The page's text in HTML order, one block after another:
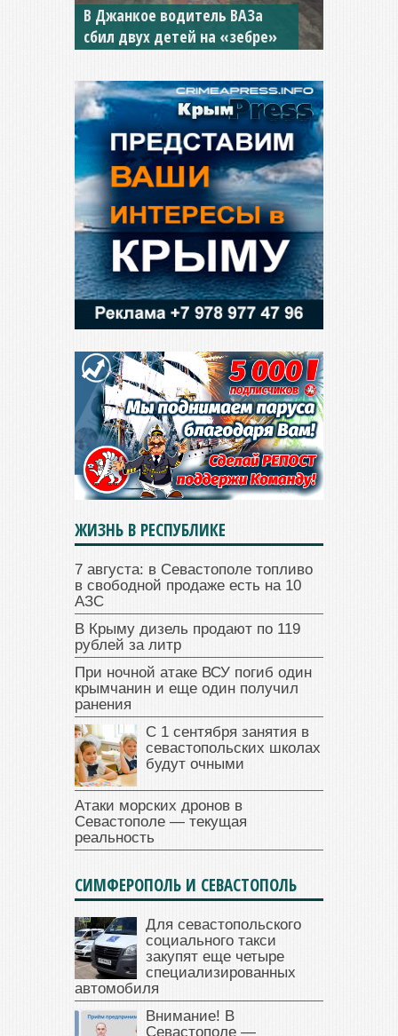
В Джанкое водитель ВАЗа
сбил двух детей на «зебре»
ЖИЗНЬ В РЕСПУБЛИКЕ
7 августа: в Севастополе топливо
в свободной продаже есть на 10
АЗС
В Крыму дизель продают по 119
рублей за литр
При ночной атаке ВСУ погиб один
крымчанин и еще один получил
ранения
С 1 сентября занятия в
севастопольских школах
будут очными
Атаки морских дронов в
Севастополе — текущая
реальность
СИМФЕРОПОЛЬ И СЕВАСТОПОЛЬ
Для севастопольского
социального такси
закупят еще четыре
специализированных
автомобиля
Внимание! В
Севастополе —